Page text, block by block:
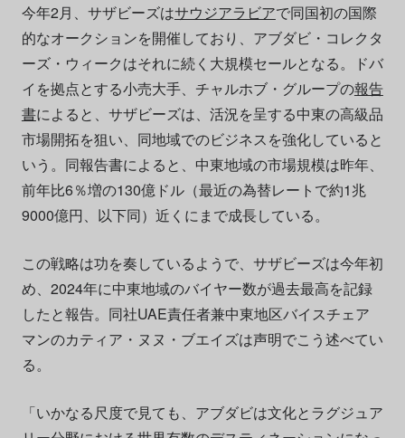
今年2月、サザビーズはサウジアラビアで同国初の国際
的なオークションを開催しており、アブダビ・コレクタ
ーズ・ウィークはそれに続く大規模セールとなる。ドバ
イを拠点とする小売大手、チャルホブ・グループの報告
書によると、サザビーズは、活況を呈する中東の高級品
市場開拓を狙い、同地域でのビジネスを強化していると
いう。同報告書によると、中東地域の市場規模は昨年、
前年比6％増の130億ドル（最近の為替レートで約1兆
9000億円、以下同）近くにまで成長している。
この戦略は功を奏しているようで、サザビーズは今年初
め、2024年に中東地域のバイヤー数が過去最高を記録
したと報告。同社UAE責任者兼中東地区バイスチェア
マンのカティア・ヌヌ・ブエイズは声明でこう述べてい
る。
「いかなる尺度で見ても、アブダビは文化とラグジュア